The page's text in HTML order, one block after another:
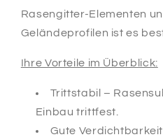
Rasengitter-Elementen
Geländeprofilen ist es
Ihre Vorteile im Überblick:
Trittstabil –
Einbau trittfest.
Gute